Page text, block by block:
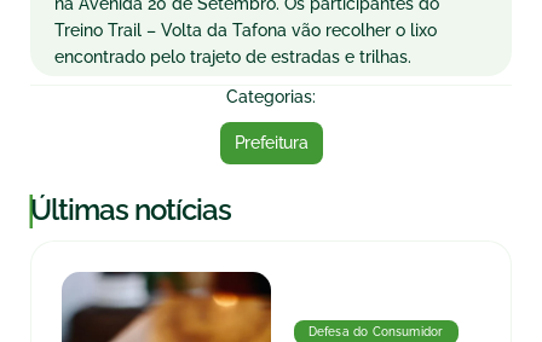
Treino Trail – Volta da Tafona vão recolher o lixo
encontrado pelo trajeto de estradas e trilhas.
Categorias:
Prefeitura
|Últimas notícias
Defesa do Consumidor